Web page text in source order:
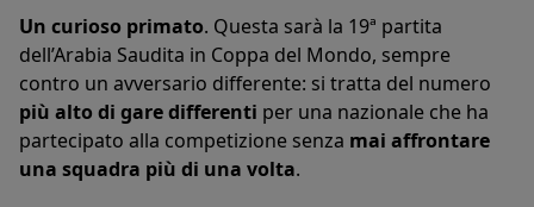
Un curioso primato. Questa sarà la 19ª partita
dell’Arabia Saudita in Coppa del Mondo, sempre
contro un avversario differente: si tratta del numero
più alto di gare differenti per una nazionale che ha
partecipato alla competizione senza mai affrontare
una squadra più di una volta.